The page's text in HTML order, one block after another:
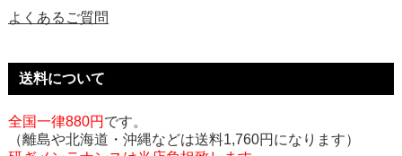
よくあるご質問
送料について
全国一律880円 です。
（離島や北海道・沖縄などは送料1,760円になります）